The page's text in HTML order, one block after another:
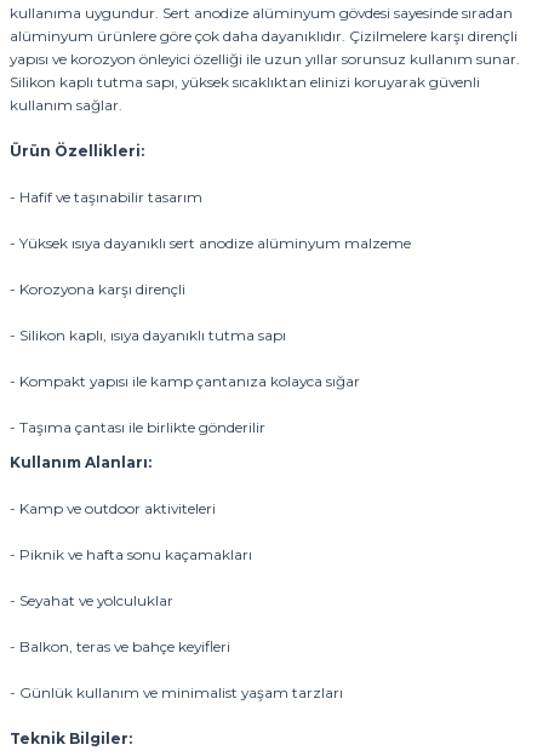
kullanıma uygundur. Sert anodize alüminyum gövdesi sayesinde sıradan
alüminyum ürünlere göre çok daha dayanıklıdır. Çizilmelere karşı dirençli
yapısı ve korozyon önleyici özelliği ile uzun yıllar sorunsuz kullanım sunar.
Silikon kaplı tutma sapı, yüksek sıcaklıktan elinizi koruyarak güvenli
kullanım sağlar.
Ürün Özellikleri:
- Hafif ve taşınabilir tasarım
- Yüksek ısıya dayanıklı sert anodize alüminyum malzeme
- Korozyona karşı dirençli
- Silikon kaplı, ısıya dayanıklı tutma sapı
- Kompakt yapısı ile kamp çantanıza kolayca sığar
- Taşıma çantası ile birlikte gönderilir
Kullanım Alanları:
- Kamp ve outdoor aktiviteleri
- Piknik ve hafta sonu kaçamakları
- Seyahat ve yolculuklar
- Balkon, teras ve bahçe keyifleri
- Günlük kullanım ve minimalist yaşam tarzları
Teknik Bilgiler: